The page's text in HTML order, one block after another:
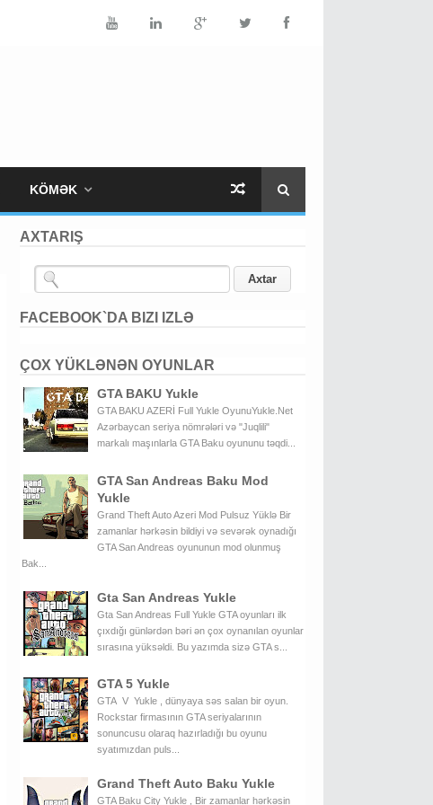
KÖMƏK
AXTARIŞ
FACEBOOK`DA BIZI IZLƏ
ÇOX YÜKLƏNƏN OYUNLAR
GTA BAKU Yukle
GTA BAKU AZERİ Full Yukle OyunuYukle.Net
Azərbaycan seriya nömrələri və "Juqlili"
markalı maşınlarla GTA Baku oyununu təqdi...
GTA San Andreas Baku Mod
Yukle
Grand Theft Auto Azeri Mod Pulsuz Yüklə Bir
zamanlar hərkəsin bildiyi və sevərək oynadığı
GTA San Andreas oyununun mod olunmuş
Bak...
Gta San Andreas Yukle
Gta San Andreas Full Yukle GTA oyunları ilk
çıxdığı günlərdən bəri ən çox oynanılan oyunlar
sırasına yüksəldi. Bu yazımda sizə GTA s...
GTA 5 Yukle
GTA V Yukle , dünyaya səs salan bir oyun.
Rockstar firmasının GTA seriyalarının
sonuncusu olaraq hazırladığı bu oyunu
syatımızdan puls...
Grand Theft Auto Baku Yukle
GTA Baku City Yukle , Bir zamanlar hərkəsin